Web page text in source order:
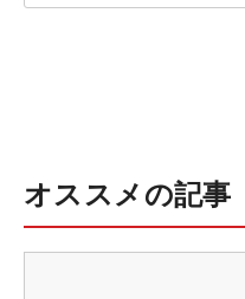
オススメの記事